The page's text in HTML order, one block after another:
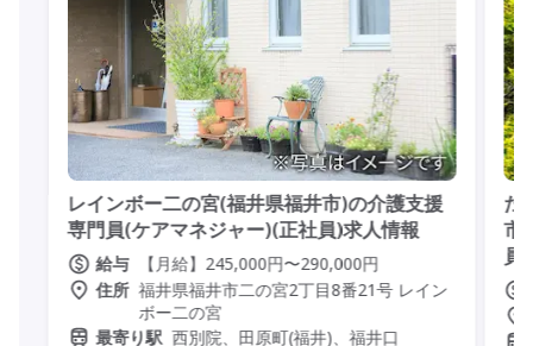
レインボー二の宮(福井県福井市)の介護支援
専門員(ケアマネジャー)(正社員)求人情報
給与
【月給】245,000円〜290,000円
住所 福井県福井市二の宮2丁目8番21号 レイン
ボー二の宮
最寄り駅 西別院、田原町(福井)、福井口
た
市
員